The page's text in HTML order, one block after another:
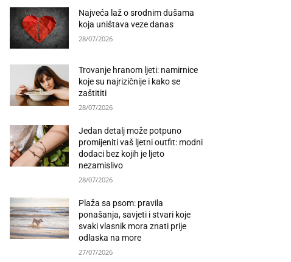
Najveća laž o srodnim dušama
koja uništava veze danas
28/07/2026
Trovanje hranom ljeti: namirnice
koje su najrizičnije i kako se
zaštititi
28/07/2026
Jedan detalj može potpuno
promijeniti vaš ljetni outfit: modni
dodaci bez kojih je ljeto
nezamislivo
28/07/2026
Plaža sa psom: pravila
ponašanja, savjeti i stvari koje
svaki vlasnik mora znati prije
odlaska na more
27/07/2026